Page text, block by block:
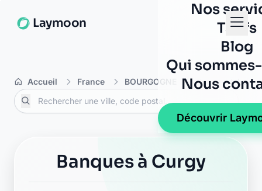
Laymoon
Nos
Tarifs
Blog
Qui
Nous
Découvrir
Accueil France BOURGOGNE Saône-et-Loire
Banques à Curgy